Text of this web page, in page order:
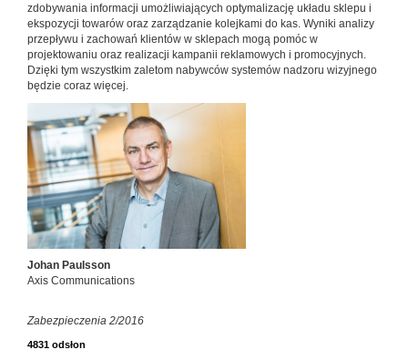
zdobywania informacji umożliwiających optymalizację układu sklepu i
ekspozycji towarów oraz zarządzanie kolejkami do kas. Wyniki analizy
przepływu i zachowań klientów w sklepach mogą pomóc w
projektowaniu oraz realizacji kampanii reklamowych i promocyjnych.
Dzięki tym wszystkim zaletom nabywców systemów nadzoru wizyjnego
będzie coraz więcej.
Johan Paulsson
Axis Communications
Zabezpieczenia 2/2016
4831 odsłon